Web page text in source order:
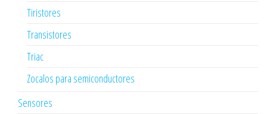
Tiristores
Transistores
Triac
Zocalos para semiconductores
Sensores